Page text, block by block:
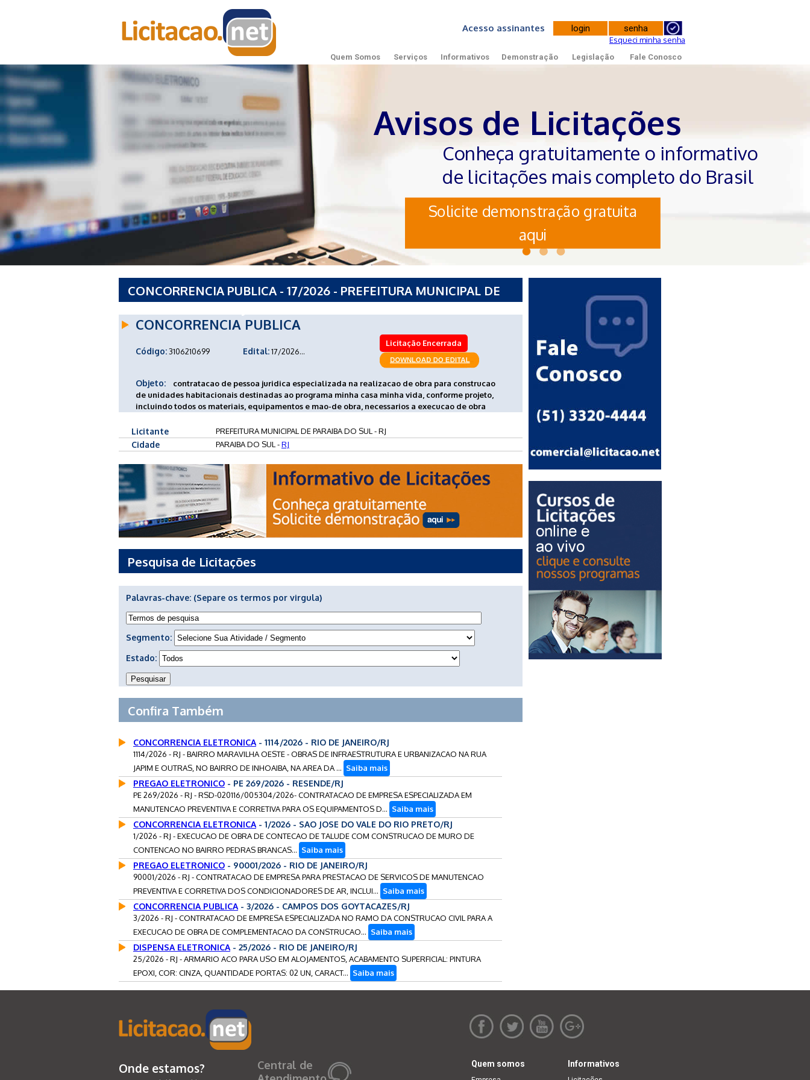
Acesso assinantes
Esqueci minha senha
Quem Somos Serviços Informativos Demonstração Legislação Fale Conosco
Avisos de Licitações
Conheça gratuitamente o informativo
de licitações mais completo do Brasil
Solicite demonstração gratuita
aqui
CONCORRENCIA PUBLICA - 17/2026 - PREFEITURA MUNICIPAL DE
CONCORRENCIA PUBLICA
Código:3106210699 Edital:17/2026...
Licitação Encerrada
Objeto:
contratacao de pessoa juridica especializada na realizacao de obra para construcao
de unidades habitacionais destinadas ao programa minha casa minha vida, conforme projeto,
incluindo todos os materiais, equipamentos e mao-de obra, necessarios a execucao de obra
Licitante PREFEITURA MUNICIPAL DE PARAIBA DO SUL - RJ
Cidade PARAIBA DO SUL -RJ
Pesquisa de Licitações
Palavras-chave: (Separe os termos por virgula)
Segmento:
Estado:
Confira Também
CONCORRENCIA ELETRONICA - 1114/2026 - RIO DE JANEIRO/RJ
1114/2026 - RJ - BAIRRO MARAVILHA OESTE - OBRAS DE INFRAESTRUTURA E URBANIZACAO NA RUA
JAPIM E OUTRAS, NO BAIRRO DE INHOAIBA, NA AREA DA ... Saiba mais
PREGAO ELETRONICO - PE 269/2026 - RESENDE/RJ
PE 269/2026 - RJ - RSD-020116/005304/2026- CONTRATACAO DE EMPRESA ESPECIALIZADA EM
MANUTENCAO PREVENTIVA E CORRETIVA PARA OS EQUIPAMENTOS D... Saiba mais
CONCORRENCIA ELETRONICA - 1/2026 - SAO JOSE DO VALE DO RIO PRETO/RJ
1/2026 - RJ - EXECUCAO DE OBRA DE CONTECAO DE TALUDE COM CONSTRUCAO DE MURO DE
CONTENCAO NO BAIRRO PEDRAS BRANCAS... Saiba mais
PREGAO ELETRONICO - 90001/2026 - RIO DE JANEIRO/RJ
90001/2026 - RJ - CONTRATACAO DE EMPRESA PARA PRESTACAO DE SERVICOS DE MANUTENCAO
PREVENTIVA E CORRETIVA DOS CONDICIONADORES DE AR, INCLUI... Saiba mais
CONCORRENCIA PUBLICA - 3/2026 - CAMPOS DOS GOYTACAZES/RJ
3/2026 - RJ - CONTRATACAO DE EMPRESA ESPECIALIZADA NO RAMO DA CONSTRUCAO CIVIL PARA A
EXECUCAO DE OBRA DE COMPLEMENTACAO DA CONSTRUCAO... Saiba mais
DISPENSA ELETRONICA - 25/2026 - RIO DE JANEIRO/RJ
25/2026 - RJ - ARMARIO ACO PARA USO EM ALOJAMENTOS, ACABAMENTO SUPERFICIAL: PINTURA
EPOXI, COR: CINZA, QUANTIDADE PORTAS: 02 UN, CARACT... Saiba mais
Onde estamos?
Central de
Quem somos Informativos